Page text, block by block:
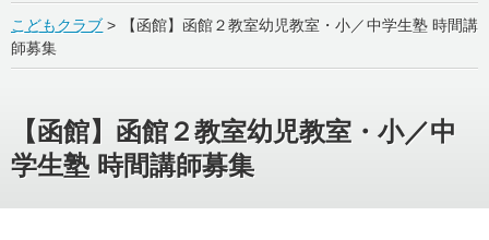
こどもクラブ>
【函館】函館２教室幼児教室・小／中学生塾 時間講
師募集
【函館】函館２教室幼児教室・小／中
学生塾 時間講師募集